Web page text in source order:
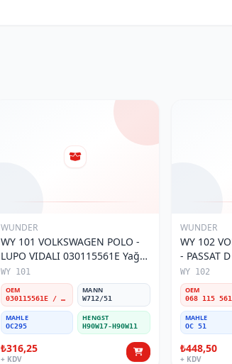
WUNDER
WY 101 VOLKSWAGEN POLO -
LUPO VIDALI 030115561E Yağ
Filtresi
WY 101
OEM
030115561E / 030115561AA / 030115561AB / 030115561AD
MANN
W712/51
MAHLE
OC295
HENGST
H90W17-H90W11
₺316,25
+ KDV
WUNDER
WY 102
- PASSAT
Yağ Filtresi
WY 102
OEM
068 115 561
MAHLE
OC 51
₺448,50
+ KDV